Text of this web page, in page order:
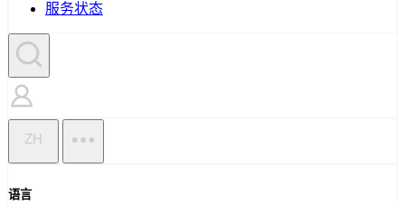
服务状态
ZH
语言